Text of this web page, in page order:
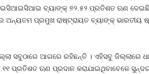
ବ୍ୟାଙ୍କ୍‍ ୭୨.୫୨ ପ୍ରତିଶତ ଋଣ
ଅନ୍ୟତମ ପ୍ରମୁଖ ରାଷ୍ଟ୍ରାୟତ ବ୍ୟାଙ୍କ୍‍ ଭାରତୀୟ
ସବୁଠାରେ ଆଗରେ ରହିଛନ୍ତି । ଏହିସବୁ ଜିଲ୍ଲାରେ
ପ୍ରତିଶତ ଋଣ ପ୍ରଦାନ କରାଯାଇଥିବାବେଳେ